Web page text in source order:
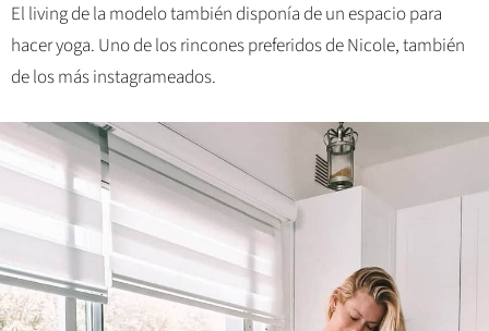
El living de la modelo también disponía de un espacio para
hacer yoga. Uno de los rincones preferidos de Nicole, también
de los más instagrameados.